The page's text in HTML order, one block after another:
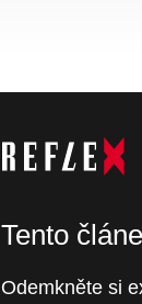
Tento
Odemkněte si